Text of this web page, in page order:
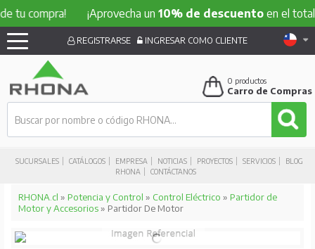
compra! ¡Aprovecha un10% de descuentoen el total
SUCURSALES CATÁLOGOS EMPRESA NOTICIAS PROYECTOS SERVICIOS
BLOG
RHONA
CONTÁCTANOS
REGISTRARSE INGRESAR COMO CLIENTE
0 productos
Carro de Compras
RHONA.cl » Potencia y Control » Control Eléctrico » Partidor de
Motor y Accesorios» Partidor De Motor